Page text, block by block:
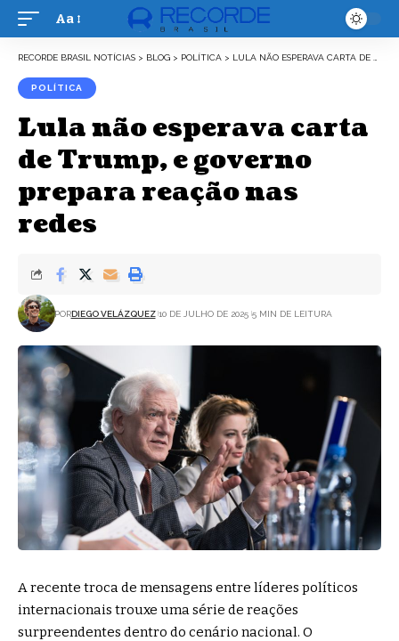
Font
Aa
RECORDE BRASIL NOTÍCIAS > BLOG > POLÍTICA > LULA NÃO ESPERAVA CARTA DE TRUMP, E GOVERNO PREPARA REAÇÃO NAS REDES
POLÍTICA
Lula não esperava carta
de Trump, e governo
prepara reação nas
redes
PORDIEGO VELÁZQUEZ 10 DE JULHO DE 2025 5 MIN DE LEITURA
A recente troca de mensagens entre líderes políticos
internacionais trouxe uma série de reações
surpreendentes dentro do cenário nacional. O